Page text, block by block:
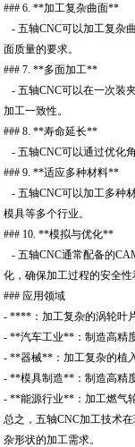
### 6. **加工复杂曲面**
- 五轴CNC可以加工复杂
面质量的要求。
### 7. **多面加工**
- 五轴CNC可以在一次装
加工一致性。
### 8. **寿命延长**
- 五轴CNC可以通过优化
### 9. **适应多种材料**
- 五轴CNC可以加工多种
模具等多个行业。
### 10. **模拟与优化**
- 五轴CNC通常配备的
化，确保加工过程的安全性
### 应用领域
- ****：加工复杂的涡轮叶
- **汽车工业**：制造高精
- **器械**：加工复杂的植
- **模具制造**：制造高精
- **能源行业**：加工燃气
总之，五轴CNC加工技术
杂形状的加工需求。